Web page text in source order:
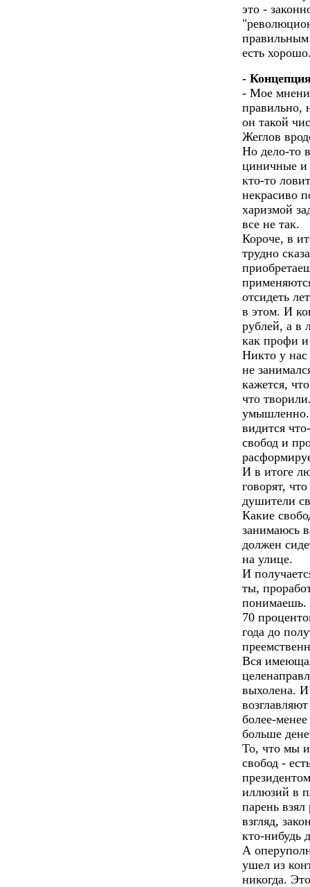
это -
правильным
есть
-
- Мое
правильно,
он такой
Жеглов
Но дело-то
циничные и
кто-то
некрасиво
харизмой
все не так.
Короче, в
трудно
отсидеть
в этом. И
рублей, а в
как профи и
Никто у нас
не
кажется,
что
умышленно.
видится
свобод и
И в итоге
говорят,
душители
Какие
занимаюсь
должен
на улице.
И
ты,
понимаешь.
70
года до
Вся
выхолена. И
более-менее
больше
То, что мы
свобод -
иллюзий в
парень
взгляд,
кто-нибудь
А
ушел из
никогда.